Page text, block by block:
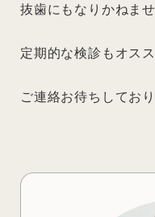
抜歯にもなりかねま
定期的な検診もオス
ご連絡お待ちしてお